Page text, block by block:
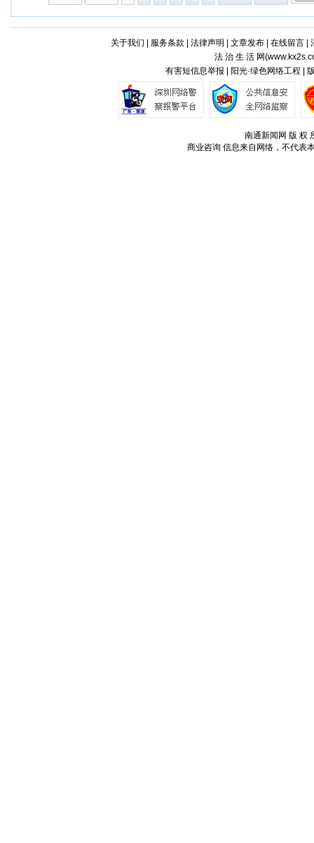
关于我们 服务条款 法律声明 文章发布| 在线留言|
法 治 生 活 网(
有害短信息举报 | 阳光·绿色网络工程 |
南通新闻网 版 权
商业咨询 信息来自网络，不代表